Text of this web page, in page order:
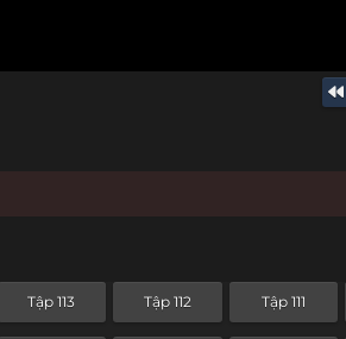
Tập 113 Tập 112 Tập 111